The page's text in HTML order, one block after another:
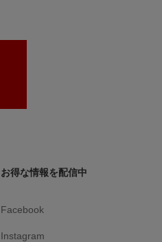
お得な情報を配信中
Facebook
Instagram